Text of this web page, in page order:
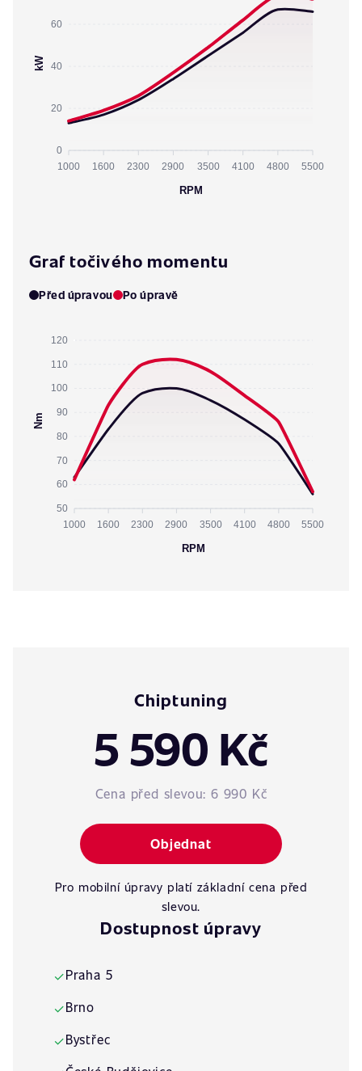
60
40
20
0
kW
1000 1600 2300 2900 3500 4100 4800 5500
RPM
Graf točivého momentu
Před úpravou Po úpravě
120
110
100
90
80
70
60
50
Nm
1000 1600 2300 2900 3500 4100 4800 5500
RPM
Chiptuning
5 590 Kč
Cena před slevou: 6 990 Kč
Objednat
Pro mobilní úpravy platí základní cena před
slevou.
Dostupnost úpravy
✓Praha 5
✓Brno
✓Bystřec